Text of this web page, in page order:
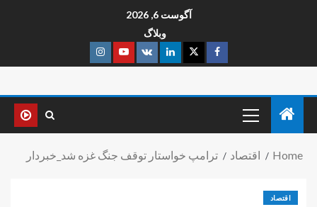
آگوست 6, 2026
وبلاگ
Home اقتصاد ترامپ خواستار توقف جنگ غزه شد_خبردار
اقتصاد